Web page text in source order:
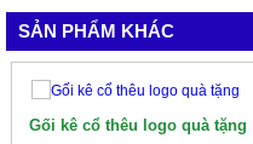
SẢN PHẨM KHÁC
Gối kê cổ thêu logo quà tặng